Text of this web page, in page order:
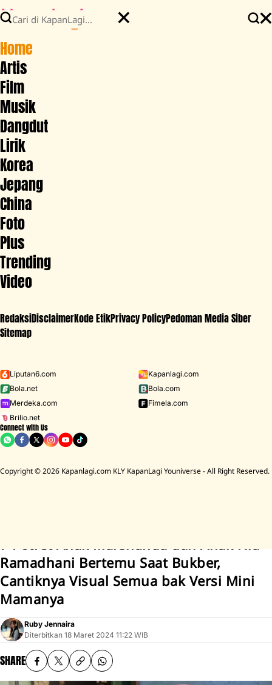
Iklan - Scroll ke bawah untuk melanjutkan
Home
Artis
Film
Musik
Dangdut
Lirik
Korea
Jepang
China
Foto
Plus
Trending
Video
RedaksiDisclaimerKode EtikPrivacy PolicyPedoman Media Siber
Sitemap
Liputan6.com
Kapanlagi.com
Bola.net
Bola.com
Merdeka.com
Fimela.com
Brilio.net
Connect with Us
Copyright © 2026 Kapanlagi.com KLY KapanLagi Youniverse - All Right Reserved.
D ACADEMY 8 Raisa
BREAKING
NEWS
Mendiang Diding Boneng Ambruk Rata Dengan Tanah Cerita
7 Potret Anak Marshanda dan Anak Nia
Ramadhani Bertemu Saat Bukber,
Cantiknya Visual Semua bak Versi Mini
Mamanya
Ruby Jennaira
Diterbitkan 18 Maret 2024 11:22 WIB
SHARE